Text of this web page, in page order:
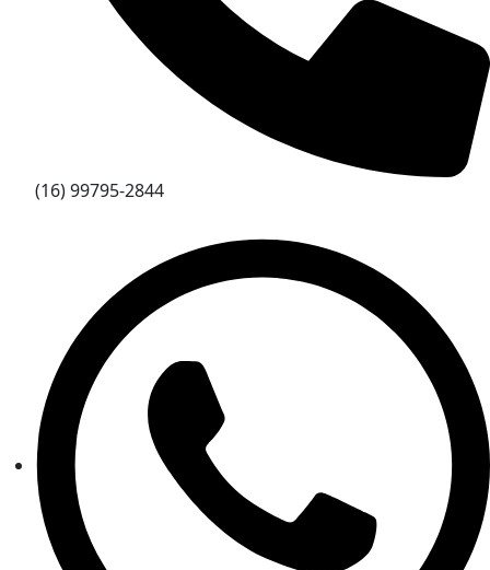
(16) 99795-2844